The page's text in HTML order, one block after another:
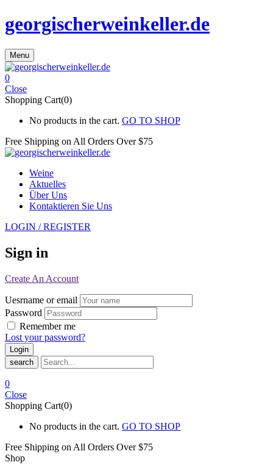
georgischerweinkeller.de
Menu
0
Close
Shopping Cart(0)
No products in the cart. GO TO SHOP
Free Shipping on All Orders Over $75
Weine
Aktuelles
Über Uns
Kontaktieren Sie Uns
LOGIN / REGISTER
Sign in
Create An Account
Uesrname or email
Password
Remember me
Lost your password?
search
0
Close
Shopping Cart(0)
No products in the cart. GO TO SHOP
Free Shipping on All Orders Over $75
Shop